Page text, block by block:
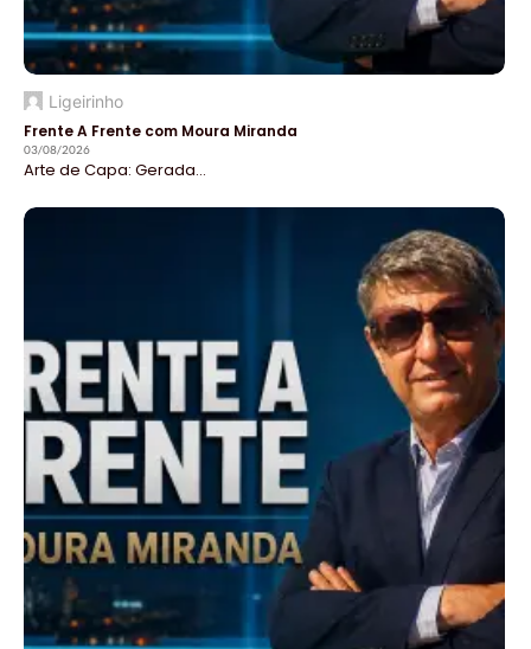
Ligeirinho
Frente A Frente com Moura Miranda
03/08/2026
Arte de Capa: Gerada...